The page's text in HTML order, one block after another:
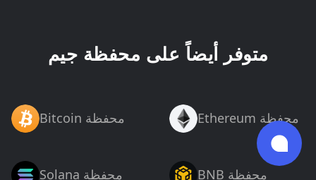
متوفر أيضاً على محفظة جيم
Bitcoin محفظة Ethereum محفظة
Solana محفظة BNB محفظة